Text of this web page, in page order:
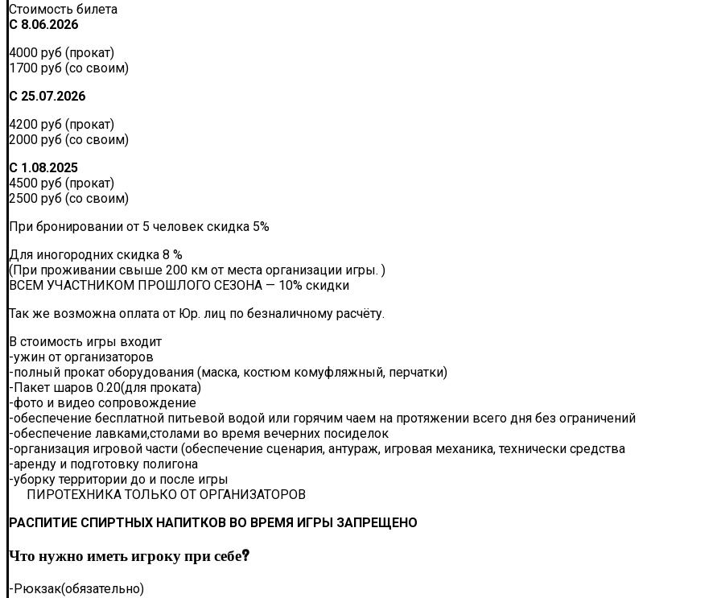
Стоимость билета
С 8.06.2026
4000 руб (прокат)
1700 руб (со своим)
С 25.07.2026
4200 руб (прокат)
2000 руб (со своим)
С 1.08.2025
4500 руб (прокат)
2500 руб (со своим)
При бронировании от 5 человек скидка 5%
Для иногородних скидка 8 %
(При проживании свыше 200 км от места организации игры. )
ВСЕМ УЧАСТНИКОМ ПРОШЛОГО СЕЗОНА — 10% скидки
Так же возможна оплата от Юр. лиц по безналичному расчёту.
В стоимость игры входит
-ужин от организаторов
-полный прокат оборудования (маска, костюм комуфляжный, перчатки)
-Пакет шаров 0.20(для проката)
-фото и видео сопровождение
-обеспечение бесплатной питьевой водой или горячим чаем на протяжении всего дня без ограничений
-обеспечение лавками,столами во время вечерних посиделок
-организация игровой части (обеспечение сценария, антураж, игровая механика, технически средства
-аренду и подготовку полигона
-уборку территории до и после игры
ПИРОТЕХНИКА ТОЛЬКО ОТ ОРГАНИЗАТОРОВ
РАСПИТИЕ СПИРТНЫХ НАПИТКОВ ВО ВРЕМЯ ИГРЫ ЗАПРЕЩЕНО
Что нужно иметь игроку при себе?
-Рюкзак(обязательно)